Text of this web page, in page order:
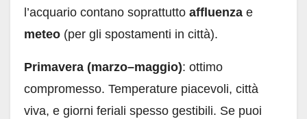
l’acquario contano soprattutto affluenza e
meteo (per gli spostamenti in città).
Primavera (marzo–maggio): ottimo
compromesso. Temperature piacevoli, città
viva, e giorni feriali spesso gestibili. Se puoi